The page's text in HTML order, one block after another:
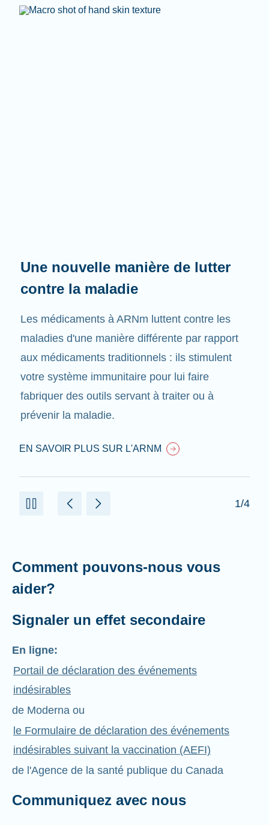
Une nouvelle manière de lutter
contre la maladie
Les médicaments à ARNm luttent contre les
maladies d'une manière différente par rapport
aux médicaments traditionnels : ils stimulent
votre système immunitaire pour lui faire
fabriquer des outils servant à traiter ou à
prévenir la maladie.
EN SAVOIR PLUS SUR L'ARNM
1/4
Comment pouvons-nous vous
aider?
Signaler un effet secondaire
En ligne:
Portail de déclaration des événements
indésirables
de Moderna ou
le Formulaire de déclaration des événements
indésirables suivant la vaccination (AEFI)
de l'Agence de la santé publique du Canada
Communiquez avec nous